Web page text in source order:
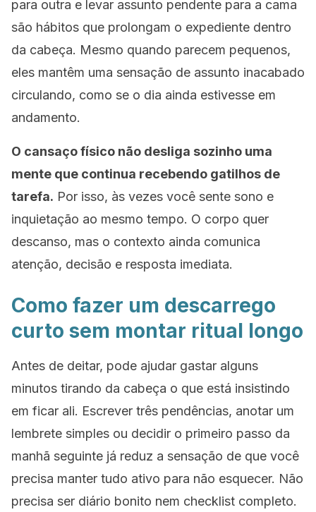
para outra e levar assunto pendente para a cama
são hábitos que prolongam o expediente dentro
da cabeça. Mesmo quando parecem pequenos,
eles mantêm uma sensação de assunto inacabado
circulando, como se o dia ainda estivesse em
andamento.
O cansaço físico não desliga sozinho uma
mente que continua recebendo gatilhos de
tarefa. Por isso, às vezes você sente sono e
inquietação ao mesmo tempo. O corpo quer
descanso, mas o contexto ainda comunica
atenção, decisão e resposta imediata.
Como fazer um descarrego
curto sem montar ritual longo
Antes de deitar, pode ajudar gastar alguns
minutos tirando da cabeça o que está insistindo
em ficar ali. Escrever três pendências, anotar um
lembrete simples ou decidir o primeiro passo da
manhã seguinte já reduz a sensação de que você
precisa manter tudo ativo para não esquecer. Não
precisa ser diário bonito nem checklist completo.